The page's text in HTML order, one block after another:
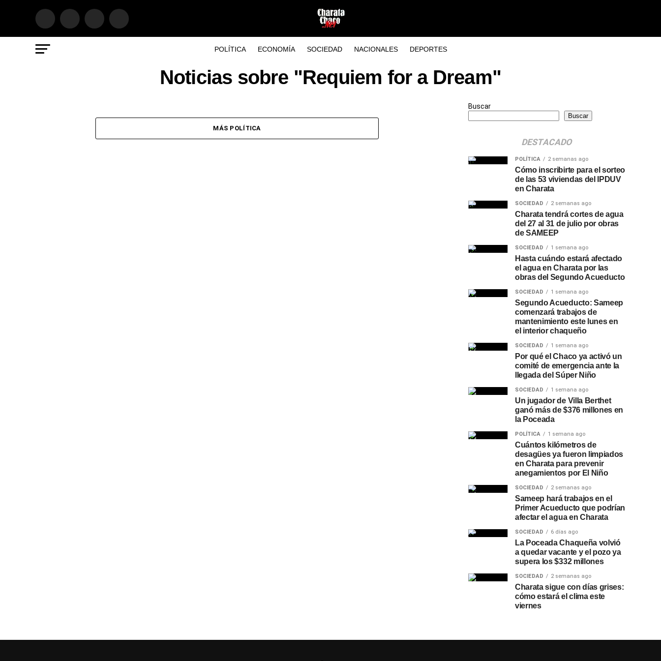
POLÍTICA ECONOMÍA SOCIEDAD NACIONALES DEPORTES
Noticias sobre "Requiem for a Dream"
MÁS POLÍTICA
Buscar
Buscar
DESTACADO
POLÍTICA 2 semanas ago
Cómo inscribirte para el sorteo
de las 53 viviendas del IPDUV
en Charata
SOCIEDAD 2 semanas ago
Charata tendrá cortes de agua
del 27 al 31 de julio por obras
de SAMEEP
SOCIEDAD 1 semana ago
Hasta cuándo estará afectado
el agua en Charata por las
obras del Segundo Acueducto
SOCIEDAD 1 semana ago
Segundo Acueducto: Sameep
comenzará trabajos de
mantenimiento este lunes en
el interior chaqueño
SOCIEDAD 1 semana ago
Por qué el Chaco ya activó un
comité de emergencia ante la
llegada del Súper Niño
SOCIEDAD 1 semana ago
Un jugador de Villa Berthet
ganó más de $376 millones en
la Poceada
POLÍTICA 1 semana ago
Cuántos kilómetros de
desagües ya fueron limpiados
en Charata para prevenir
anegamientos por El Niño
SOCIEDAD 2 semanas ago
Sameep hará trabajos en el
Primer Acueducto que podrían
afectar el agua en Charata
SOCIEDAD 6 días ago
La Poceada Chaqueña volvió
a quedar vacante y el pozo ya
supera los $332 millones
SOCIEDAD 2 semanas ago
Charata sigue con días grises:
cómo estará el clima este
viernes